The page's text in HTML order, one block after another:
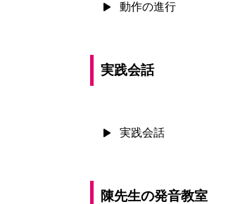
動作の進行
実践会話
実践会話
陳先生の発音教室